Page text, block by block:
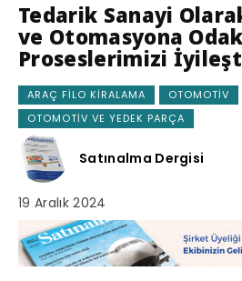
Tedarik Sanayi
ve Otomasyona
Proseslerimizi
ARAÇ FILO KIRALAMA
OTOMOTIV
OTOMOTIV VE YEDEK PARÇA
Satınalma Dergisi
19 Aralık 2024